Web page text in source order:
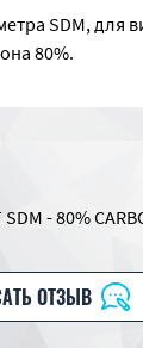
SDM, для
80%.
- 80%
ОТЗЫВ